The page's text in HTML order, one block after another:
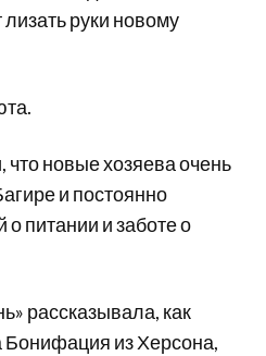
лизать руки новому
что новые хозяева очень
и постоянно
о питании и заботе о
рассказывала, как
Бонифация из Херсона,